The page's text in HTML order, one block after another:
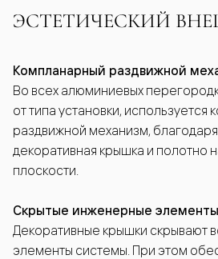
ЭСТЕТИЧЕСКИЙ
Компланарный раздвижной
Во всех алюминиевых
от типа установки, используется
раздвижной механизм,
декоративная крышка и полотно
плоскости.
Скрытые инженерные
Декоративные крышки скрывают
элементы системы. При этом